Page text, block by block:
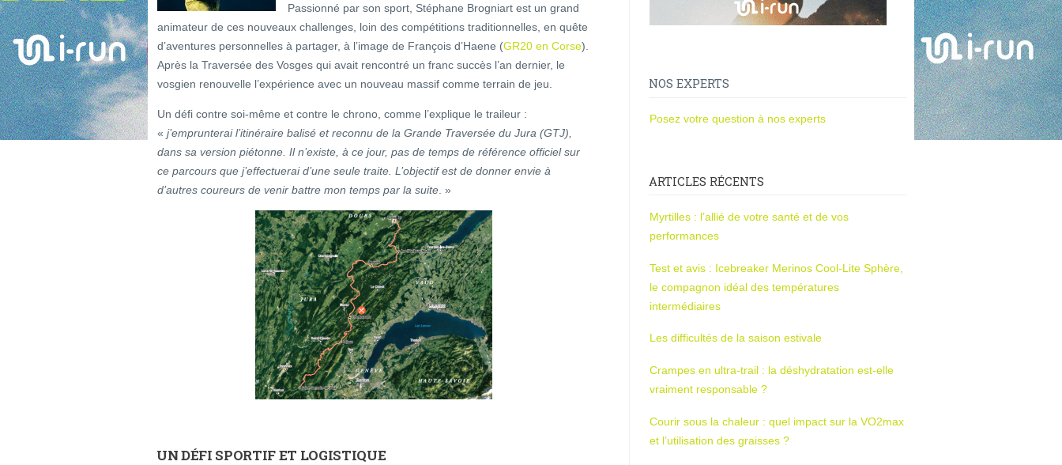
Passionné par son sport, Stéphane Brogniart est un grand
animateur de ces nouveaux challenges, loin des compétitions traditionnelles, en quête
d’aventures personnelles à partager, à l’image de François d’Haene (GR20 en Corse).
Après la Traversée des Vosges qui avait rencontré un franc succès l’an dernier, le
vosgien renouvelle l’expérience avec un nouveau massif comme terrain de jeu.
Un défi contre soi-même et contre le chrono, comme l’explique le traileur :
« j’emprunterai l’itinéraire balisé et reconnu de la Grande Traversée du Jura (GTJ),
dans sa version piétonne. Il n’existe, à ce jour, pas de temps de référence officiel sur
ce parcours que j’effectuerai d’une seule traite. L’objectif est de donner envie à
d’autres coureurs de venir battre mon temps par la suite . »
UN DÉFI SPORTIF ET LOGISTIQUE
NOS EXPERTS
Posez votre question à nos experts
ARTICLES RÉCENTS
Myrtilles : l’allié de votre santé et de vos
performances
Test et avis : Icebreaker Merinos Cool-Lite Sphère,
le compagnon idéal des températures
intermédiaires
Les difficultés de la saison estivale
Crampes en ultra-trail : la déshydratation est-elle
vraiment responsable ?
Courir sous la chaleur : quel impact sur la VO2max
et l’utilisation des graisses ?